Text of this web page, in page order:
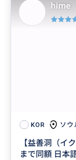
KOR ソウ
【益善洞（イ
まで同額 日本
hime